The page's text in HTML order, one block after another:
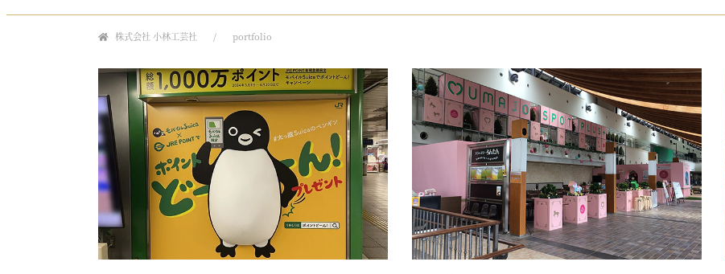
株式会社 小林工芸社 portfolio